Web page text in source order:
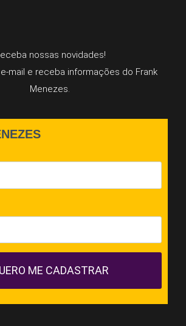
nossas novidades!
mail e receba informações do Frank
Menezes.
ME CADASTRAR